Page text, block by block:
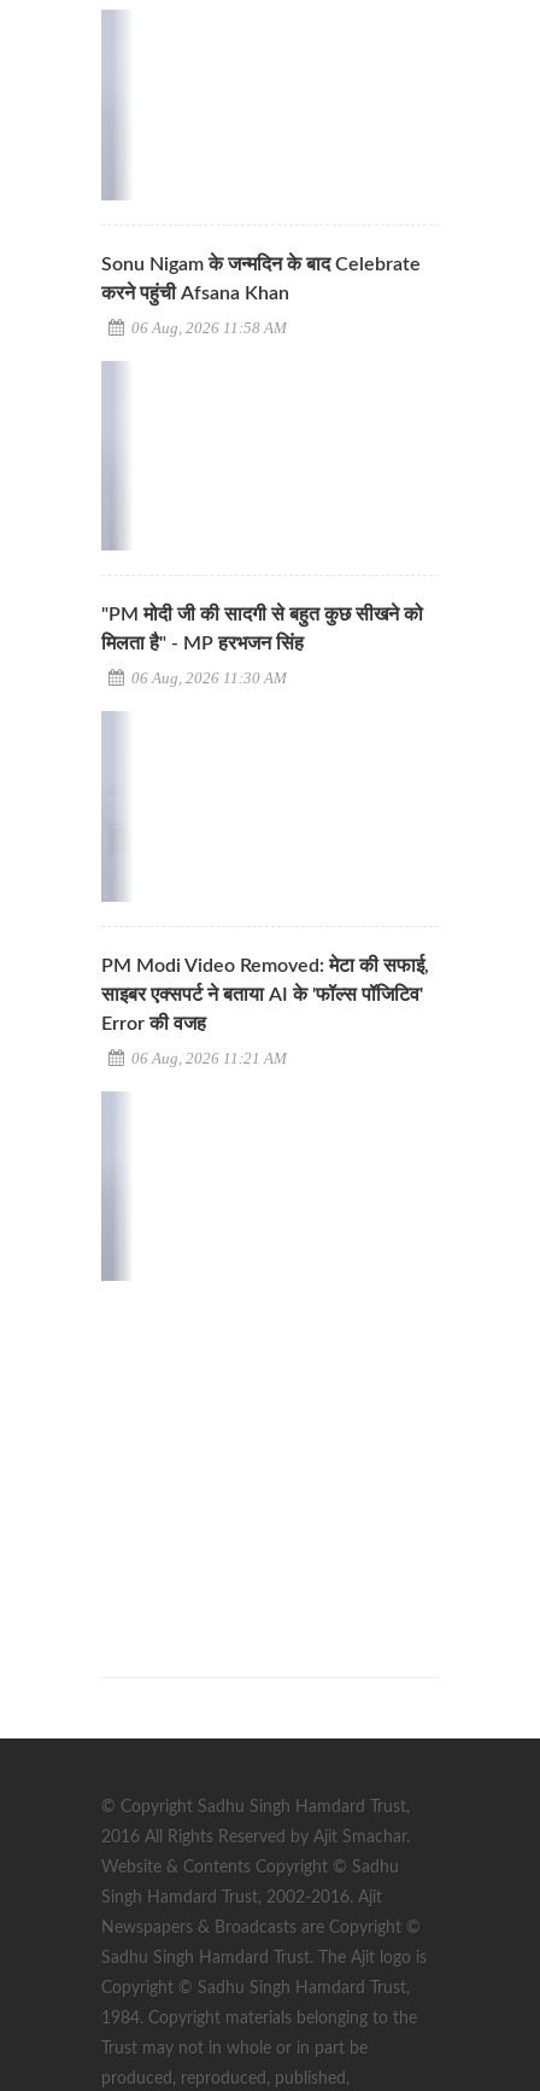
Sonu Nigam के जन्मदिन के बाद Celebrate
करने पहुंची Afsana Khan
06 Aug, 2026 11:58 AM
"PM मोदी जी की सादगी से बहुत कुछ सीखने को
मिलता है" - MP हरभजन सिंह
06 Aug, 2026 11:30 AM
PM Modi Video Removed: मेटा की सफाई,
साइबर एक्सपर्ट ने बताया AI के 'फॉल्स पॉजिटिव'
Error की वजह
06 Aug, 2026 11:21 AM
© Copyright Sadhu Singh Hamdard Trust,
2016 All Rights Reserved by Ajit Smachar.
Website & Contents Copyright © Sadhu
Singh Hamdard Trust, 2002-2016. Ajit
Newspapers & Broadcasts are Copyright ©
Sadhu Singh Hamdard Trust. The Ajit logo is
Copyright © Sadhu Singh Hamdard Trust,
1984. Copyright materials belonging to the
Trust may not in whole or in part be
produced, reproduced, published,